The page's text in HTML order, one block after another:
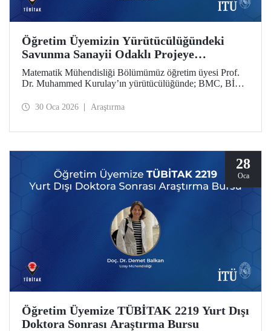
Öğretim Üyemizin Yürütücülüğündeki
Savunma Sanayii Odaklı Projeye
TÜBİTAK 1711 - Yapay Zekâ Ekosistem
Çağrısı’ndan Destek
Matematik Mühendisliği Bölümümüz öğretim üyesi Prof.
Dr. Muhammed Kurulay’ın yürütücülüğünde; BMC, BİAS
tarafından hazırlanan proje, TÜBİTAK 1711 - Yapay Zekâ
30 Oca 2026 Araştırma
28
Oca
Öğretim Üyemize TÜBİTAK 2219 Yurt Dışı
Doktora Sonrası Araştırma Bursu